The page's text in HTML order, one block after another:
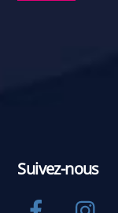
Suivez-nous
Facebook